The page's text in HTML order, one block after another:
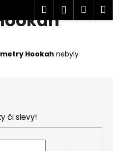
Hledat
Hookah nebyly
či slevy!